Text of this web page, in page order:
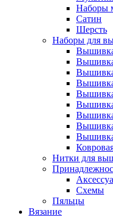
Наборы
Сатин
Шерсть
Наборы для
Нитки для
Схемы
Пяльцы
Вязание